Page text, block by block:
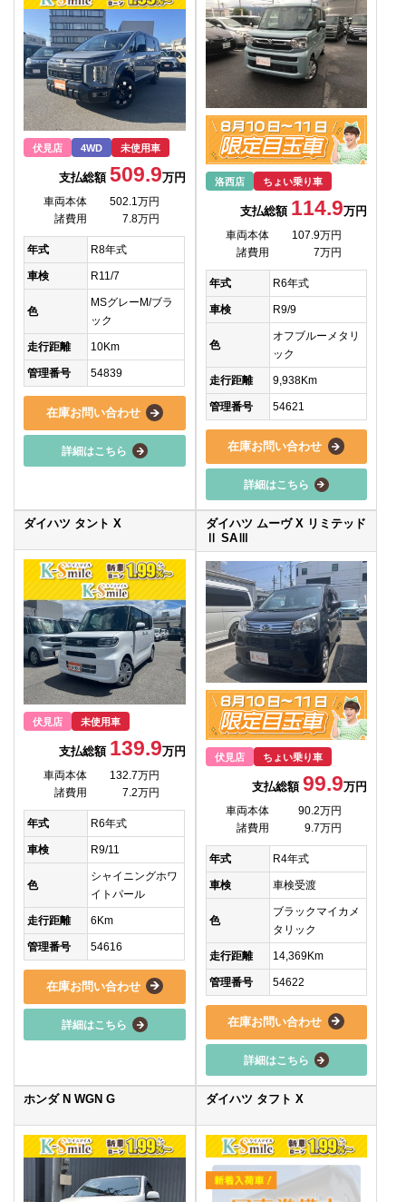
伏見店 4WD 未使用車
支払総額 509.9万円
車両本体
502.1万円
諸費用
7.8万円
年式 R8年式
車検 R11/7
色
MSグレーM/ブラ
ック
走行距離 10Km
管理番号 54839
在庫お問い合わせ
詳細はこちら
洛西店 ちょい乗り車
支払総額 114.9万円
車両本体
107.9万円
諸費用
7万円
年式 R6年式
車検 R9/9
色
オフブルーメタリ
ック
走行距離 9,938Km
管理番号 54621
在庫お問い合わせ
詳細はこちら
ダイハツ タント X
伏見店 未使用車
支払総額 139.9万円
車両本体
132.7万円
諸費用
7.2万円
年式 R6年式
車検 R9/11
色
シャイニングホワ
イトパール
走行距離 6Km
管理番号 54616
在庫お問い合わせ
詳細はこちら
ダイハツ ムーヴ X リミテッド
Ⅱ SAⅢ
伏見店 ちょい乗り車
支払総額 99.9万円
車両本体
90.2万円
諸費用
9.7万円
年式 R4年式
車検 車検受渡
色
ブラックマイカメ
タリック
走行距離 14,369Km
管理番号 54622
在庫お問い合わせ
詳細はこちら
ホンダ N WGN G ダイハツ タフト X